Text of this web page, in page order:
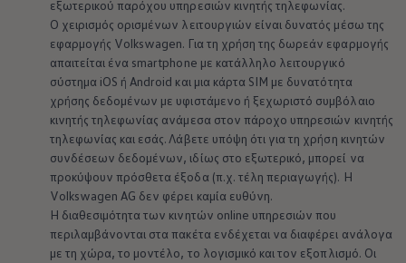
εξωτερικού παρόχου υπηρεσιών κινητής τηλεφωνίας.
Ο χειρισμός ορισμένων λειτουργιών είναι δυνατός μέσω της
εφαρμογής Volkswagen. Για τη χρήση της δωρεάν εφαρμογής
απαιτείται ένα smartphone με κατάλληλο λειτουργικό
σύστημα iOS ή Android και μια κάρτα SIM με δυνατότητα
χρήσης δεδομένων με υφιστάμενο ή ξεχωριστό συμβόλαιο
κινητής τηλεφωνίας ανάμεσα στον πάροχο υπηρεσιών κινητής
τηλεφωνίας και εσάς. Λάβετε υπόψη ότι για τη χρήση κινητών
συνδέσεων δεδομένων, ιδίως στο εξωτερικό, μπορεί να
προκύψουν πρόσθετα έξοδα (π.χ. τέλη περιαγωγής). Η
Volkswagen AG δεν φέρει καμία ευθύνη.
Η διαθεσιμότητα των κινητών online υπηρεσιών που
περιλαμβάνονται στα πακέτα ενδέχεται να διαφέρει ανάλογα
με τη χώρα, το μοντέλο, το λογισμικό και τον εξοπλισμό. Οι